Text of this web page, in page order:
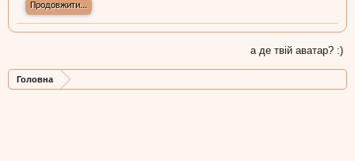
Продовжити...
а де твій аватар? :)
Головна